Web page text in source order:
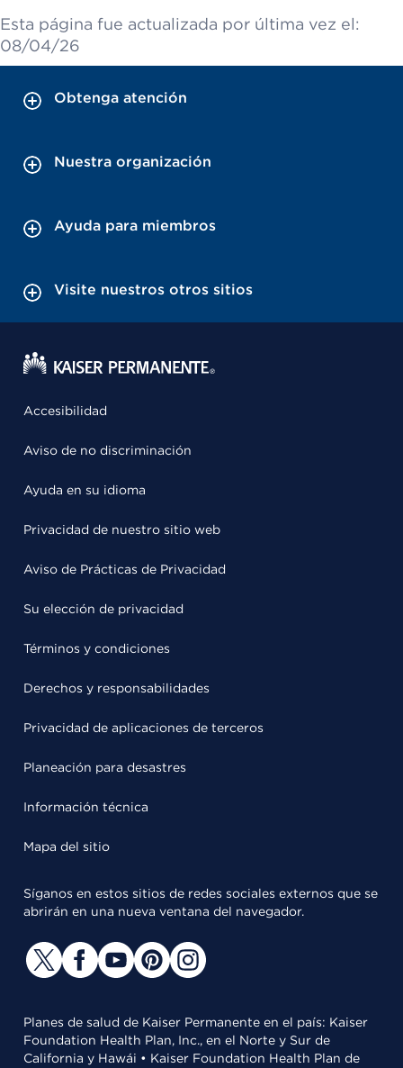
Esta página fue actualizada por última vez el:
08/04/26
Obtenga atención
Nuestra organización
Ayuda para miembros
Visite nuestros otros sitios
Accesibilidad
Aviso de no discriminación
Ayuda en su idioma
Privacidad de nuestro sitio web
Aviso de Prácticas de Privacidad
Su elección de privacidad
Términos y condiciones
Derechos y responsabilidades
Privacidad de aplicaciones de terceros
Planeación para desastres
Información técnica
Mapa del sitio
Síganos en estos sitios de redes sociales externos que se
abrirán en una nueva ventana del navegador.
Planes de salud de Kaiser Permanente en el país: Kaiser
Foundation Health Plan, Inc., en el Norte y Sur de
California y Hawái • Kaiser Foundation Health Plan de